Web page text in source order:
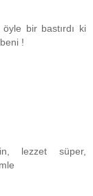
bir bastırdı ki
!
lezzet süper,